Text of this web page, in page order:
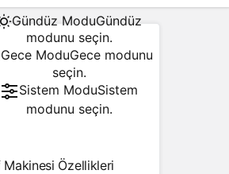
Gündüz ModuGündüz
modunu seçin.
Gece ModuGece modunu
seçin.
Sistem ModuSistem
modunu seçin.
Özellikleri